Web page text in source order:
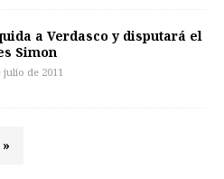
a Verdasco y disputará el
Simon
julio de 2011
»